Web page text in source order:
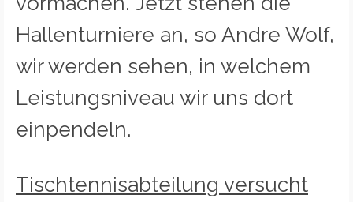
Hallenturniere an, so Andre Wolf,
wir werden sehen, in welchem
Leistungsniveau wir uns dort
einpendeln.
Tischtennisabteilung versucht